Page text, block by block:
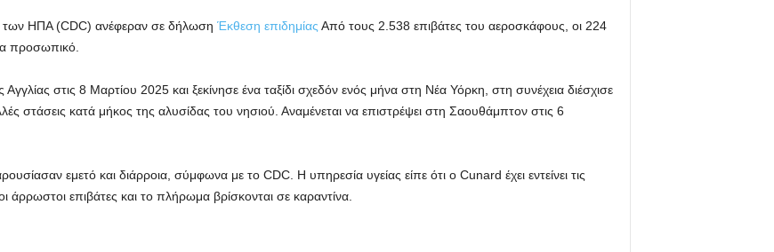
ΗΠΑ (CDC) ανέφεραν σε δήλωση Έκθεση επιδημίας Από τους 2.538 επιβάτες του αεροσκάφους, οι 224
προσωπικό.
στις 8 Μαρτίου 2025 και ξεκίνησε ένα ταξίδι σχεδόν ενός μήνα στη Νέα Υόρκη, στη συνέχεια διέσχισε
στάσεις κατά μήκος της αλυσίδας του νησιού. Αναμένεται να επιστρέψει στη Σαουθάμπτον στις 6
εμετό και διάρροια, σύμφωνα με το CDC. Η υπηρεσία υγείας είπε ότι ο Cunard έχει εντείνει τις
άρρωστοι επιβάτες και το πλήρωμα βρίσκονται σε καραντίνα.